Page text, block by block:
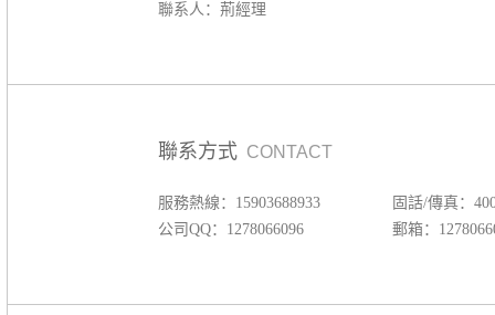
聯系人：荊經理
聯系方式 CONTACT
服務熱線：15903688933
固話/傳真：
公司QQ：1278066096
郵箱：